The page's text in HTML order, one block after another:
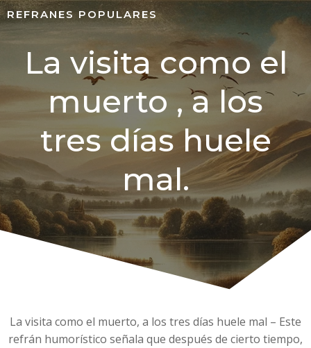
REFRANES POPULARES
La visita como el
muerto , a los
tres días huele
mal.
La visita como el muerto, a los tres días huele mal – Este
refrán humorístico señala que después de cierto tiempo,